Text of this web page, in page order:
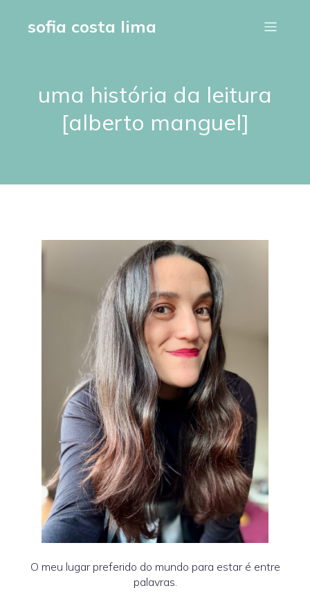
sofia costa lima
uma história da leitura
[alberto manguel]
O meu lugar preferido do mundo para estar é entre
palavras.